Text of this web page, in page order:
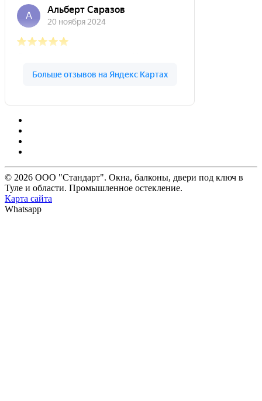
© 2026 ООО "Стандарт". Окна, балконы, двери под ключ в
Туле и области. Промышленное остекление.
Карта сайта
Whatsapp